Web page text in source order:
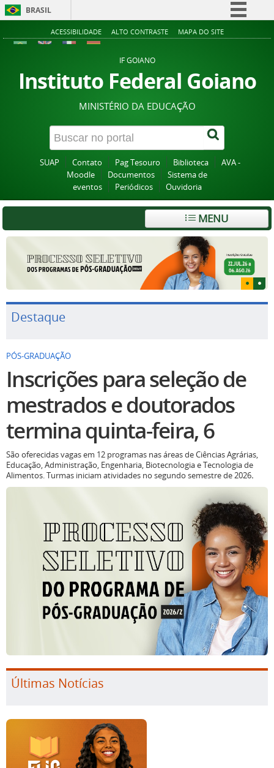
BRASIL
Simplifique!
Acesso à informação
Legislação
Canais
ACESSIBILIDADE ALTO CONTRASTE MAPA DO SITE
IF GOIANO
Instituto Federal Goiano
MINISTÉRIO DA EDUCAÇÃO
SUAP Contato Pag Tesouro Biblioteca
AVA -
Moodle
Documentos
Sistema de
eventos
Periódicos Ouvidoria
MENU
Destaque
PÓS-GRADUAÇÃO
Inscrições para seleção de
mestrados e doutorados
termina quinta-feira, 6
São oferecidas vagas em 12 programas nas áreas de Ciências Agrárias,
Educação, Administração, Engenharia, Biotecnologia e Tecnologia de
Alimentos. Turmas iniciam atividades no segundo semestre de 2026.
Últimas Notícias